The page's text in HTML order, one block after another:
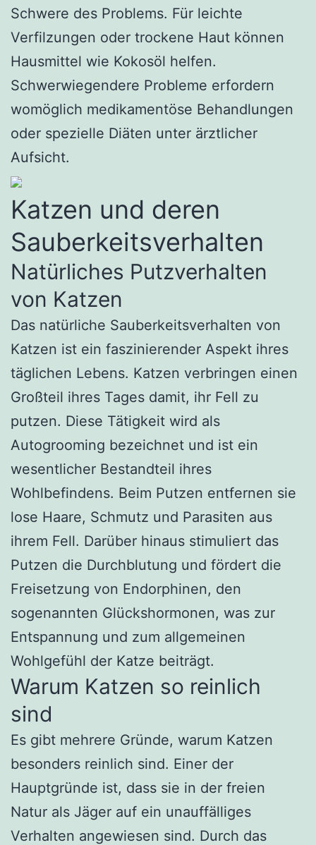
Schwere des Problems. Für leichte
Verfilzungen oder trockene Haut können
Hausmittel wie Kokosöl helfen.
Schwerwiegendere Probleme erfordern
womöglich medikamentöse Behandlungen
oder spezielle Diäten unter ärztlicher
Aufsicht.
Katzen und deren
Sauberkeitsverhalten
Natürliches Putzverhalten
von Katzen
Das natürliche Sauberkeitsverhalten von
Katzen ist ein faszinierender Aspekt ihres
täglichen Lebens. Katzen verbringen einen
Großteil ihres Tages damit, ihr Fell zu
putzen. Diese Tätigkeit wird als
Autogrooming bezeichnet und ist ein
wesentlicher Bestandteil ihres
Wohlbefindens. Beim Putzen entfernen sie
lose Haare, Schmutz und Parasiten aus
ihrem Fell. Darüber hinaus stimuliert das
Putzen die Durchblutung und fördert die
Freisetzung von Endorphinen, den
sogenannten Glückshormonen, was zur
Entspannung und zum allgemeinen
Wohlgefühl der Katze beiträgt.
Warum Katzen so reinlich
sind
Es gibt mehrere Gründe, warum Katzen
besonders reinlich sind. Einer der
Hauptgründe ist, dass sie in der freien
Natur als Jäger auf ein unauffälliges
Verhalten angewiesen sind. Durch das